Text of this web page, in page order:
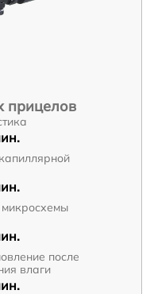
прицелов
после
влаги